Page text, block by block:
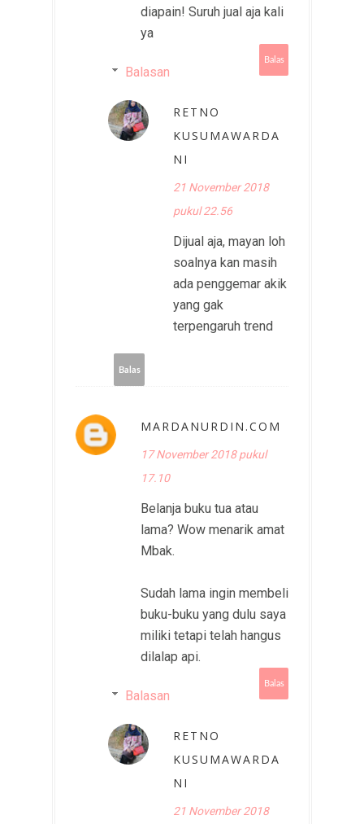
diapain! Suruh jual aja kali
ya
Balas
Balasan
RETNO
KUSUMAWARDA
NI
21 November 2018
pukul 22.56
Dijual aja, mayan loh
soalnya kan masih
ada penggemar akik
yang gak
terpengaruh trend
Balas
MARDANURDIN.COM
17 November 2018 pukul
17.10
Belanja buku tua atau
lama? Wow menarik amat
Mbak.
Sudah lama ingin membeli
buku-buku yang dulu saya
miliki tetapi telah hangus
dilalap api.
Balas
Balasan
RETNO
KUSUMAWARDA
NI
21 November 2018